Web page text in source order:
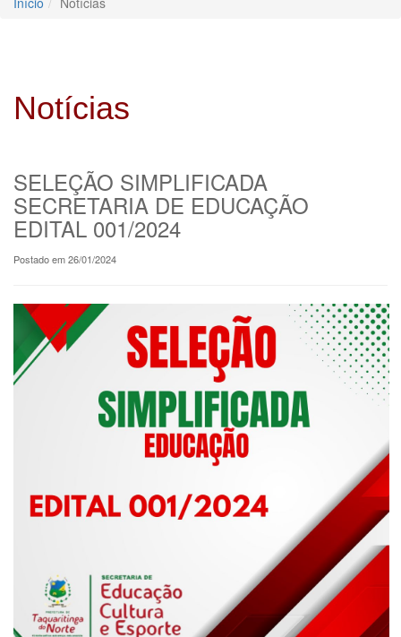
Notícias
SELEÇÃO SIMPLIFICADA
SECRETARIA DE EDUCAÇÃO
EDITAL 001/2024
Postado em 26/01/2024